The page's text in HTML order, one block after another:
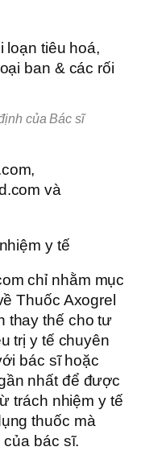
loạn tiêu hoá,
ban & các rối
của Bác sĩ
và
y tế
chỉ nhằm mục
Thuốc Axogrel
thay thế cho tư
trị y tế chuyên
bác sĩ hoặc
nhất để được
trách nhiệm y tế
thuốc mà
của bác sĩ.